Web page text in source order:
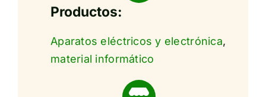
Productos:
Aparatos eléctricos y electrónica,
material informático